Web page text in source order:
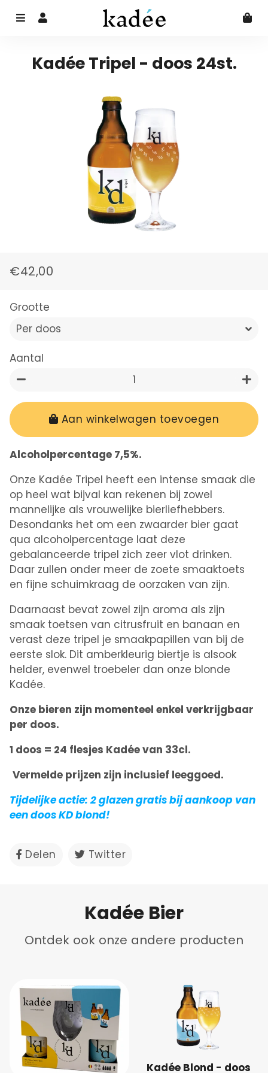
Menu Aanmelden
Kadée Tripel - doos 24st.
Normale
Aanbiedingsprijs
€42,00
Grootte
Aantal
Aan winkelwagen toevoegen
Alcoholpercentage 7,5%.
Onze Kadée Tripel heeft een intense smaak die
op heel wat bijval kan rekenen bij zowel
mannelijke als vrouwelijke bierliefhebbers.
Desondanks het om een zwaarder bier gaat
qua alcoholpercentage laat deze
gebalanceerde tripel zich zeer vlot drinken.
Daar zullen onder meer de zoete smaaktoets
en fijne schuimkraag de oorzaken van zijn.
Daarnaast bevat zowel zijn aroma als zijn
smaak toetsen van citrusfruit en banaan en
verast deze tripel je smaakpapillen van bij de
eerste slok. Dit amberkleurig biertje is alsook
helder, evenwel troebeler dan onze blonde
Kadée.
Onze bieren zijn momenteel enkel verkrijgbaar
per doos.
1 doos = 24 flesjes Kadée van 33cl.
Vermelde prijzen zijn inclusief leeggoed.
Tijdelijke actie: 2 glazen gratis bij aankoop van
een doos KD blond!
Delen Delen Twitter
Kadée Bier
Ontdek ook onze andere producten
Kadée Blond - doos